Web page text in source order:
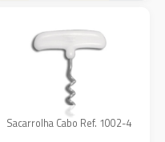
Sacarrolha Cabo Ref. 1002-4